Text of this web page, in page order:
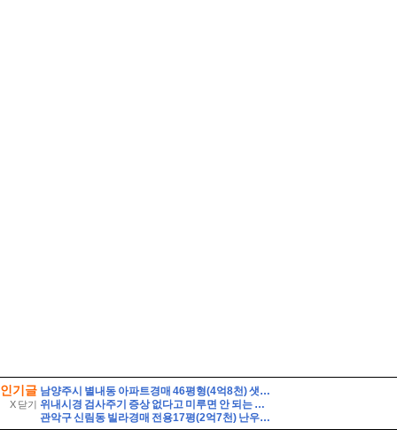
인기글
X 닫기
남양주시 별내동 아파트경매 46평형(4억8천) 샛별초등학교인근 별내남광하우스토리 14층 유찰1회 남양주별내남광하우스토리아파트 부동산경매 매매
위내시경 검사주기 증상 없다고 미루면 안 되는 이유
관악구 신림동 빌라경매 전용17평(2억7천) 난우초등학교인근 성진리치빌 2층 다세대주택 유찰1회 관악구신림동빌라 부동산경매 매매